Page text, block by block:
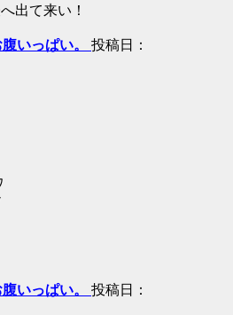
出て来い！
いっぱい。 投稿日：
いっぱい。 投稿日：